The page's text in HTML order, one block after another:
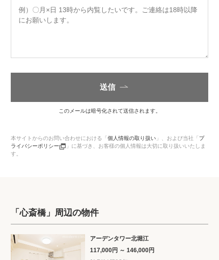
送信
このメールは暗号化されて送信されます。
本サイトからのお問い合わせにおける「個人情報の取り扱い 」、 および当社「プ
ライバシーポリシー
」に基づき、お客様の個人情報は大切に取り扱いいたしま
す。
「心斎橋」周辺の物件
アーデンタワー北堀江
117,000円 ～ 146,000円